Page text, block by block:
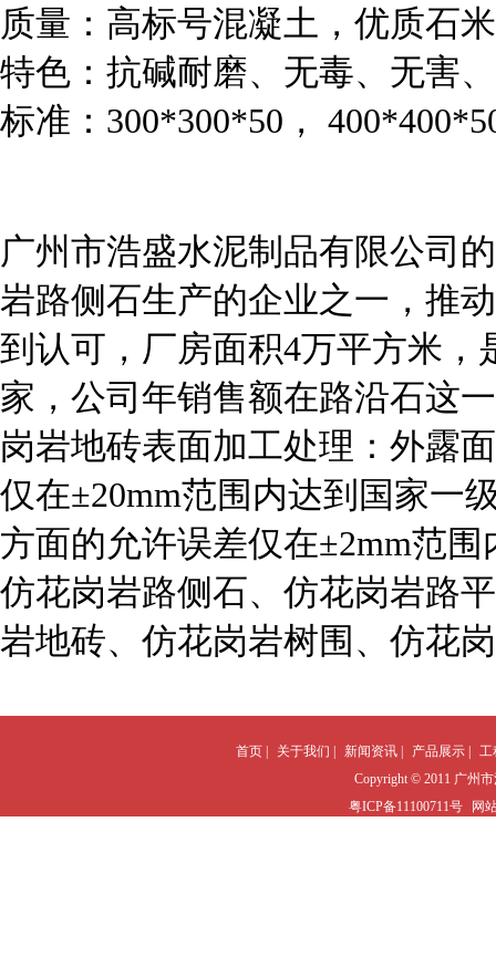
质量：高标号混凝土，优质石米
特色：抗碱耐磨、无毒、无害
标准：300*300*50，
广州市浩盛水泥制品有限公司
岩路侧石生产的企业之一，推
到认可，厂房面积4万平方米
家，公司年销售额在路沿石这
岗岩地砖表面加工处理：外露
仅在±20mm范围内达到国家一
方面的允许误差仅在±2mm范
仿花岗岩路侧石、仿花岗岩路
岩地砖、仿花岗岩树围、仿花
首页 | 关于我们 | 新闻资讯 | 产品展示 |
工
Copyright © 2011 广州
粤ICP备11100711号
网